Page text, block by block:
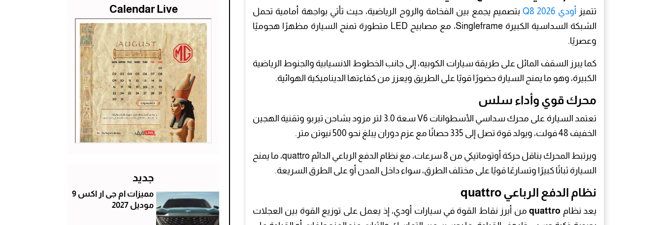
تتميز أودي Q8 2026
بتصميم يجمع بين الفخامة والروح الرياضية، حيث تأتي بواجهة أمامية تحمل
الشبكة السداسية الكبيرة Singleframe، مع مصابيح LED متطورة تمنح السيارة مظهرًا هجوميًا
وعصريًا.
كما يبرز السقف المائل على طريقة سيارات الكوبيه، إلى جانب الخطوط الانسيابية والجنوط الرياضية
الكبيرة، وهو ما يمنح السيارة حضورًا قويًا على الطريق ويعزز من كفاءتها الديناميكية الهوائية.
محرك قوي وأداء سلس
تعتمد السيارة على محرك سداسي الأسطوانات V6 سعة 3.0 لتر مزود بشاحن تيربو وتقنية الهجين
الخفيف 48 فولت، ويولد قوة تصل إلى 335 حصانًا مع عزم دوران يبلغ نحو 500 نيوتن متر.
ويرتبط المحرك بناقل حركة أوتوماتيكي من 8 سرعات، مع نظام الدفع الرباعي الدائم quattro، ما يمنح
السيارة ثباتًا كبيرًا وتسارعًا قويًا على مختلف الطرق، سواء داخل المدن أو على الطرق السريعة.
نظام الدفع الرباعي quattro
يعد نظام quattroمن أبرز نقاط القوة في سيارات أودي، إذ يعمل على توزيع القوة بين العجلات
Calendar Live
جديد
مميزات ام جى ار اكس 9
موديل 2027